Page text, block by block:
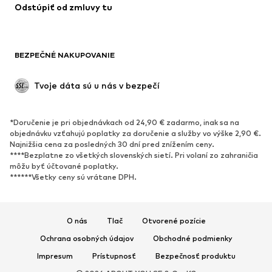
Odstúpiť od zmluvy tu
BEZPEČNÉ NAKUPOVANIE
Tvoje dáta sú u nás v bezpečí
*Doručenie je pri objednávkach od 24,90 € zadarmo, inak sa na
objednávku vzťahujú poplatky za doručenie a služby vo výške 2,90 €.
Najnižšia cena za posledných 30 dní pred znížením ceny.
****Bezplatne zo všetkých slovenských sietí. Pri volaní zo zahraničia
môžu byť účtované poplatky.
******Všetky ceny sú vrátane DPH.
O nás Tlač
Otvorené pozície
Ochrana osobných údajov
Obchodné podmienky
Impresum
Prístupnosť
Bezpečnosť produktu